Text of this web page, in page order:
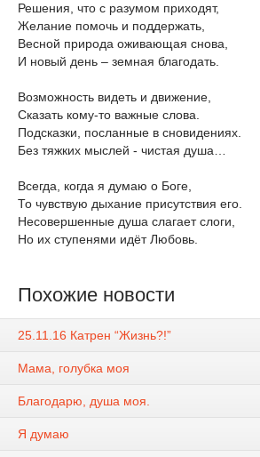
Решения, что с разумом приходят,
Желание помочь и поддержать,
Весной природа оживающая снова,
И новый день – земная благодать.
Возможность видеть и движение,
Сказать кому-то важные слова.
Подсказки, посланные в сновидениях.
Без тяжких мыслей - чистая душа…
Всегда, когда я думаю о Боге,
То чувствую дыхание присутствия его.
Несовершенные душа слагает слоги,
Но их ступенями идёт Любовь.
Похожие новости
25.11.16 Катрен “Жизнь?!”
Мама, голубка моя
Благодарю, душа моя.
Я думаю